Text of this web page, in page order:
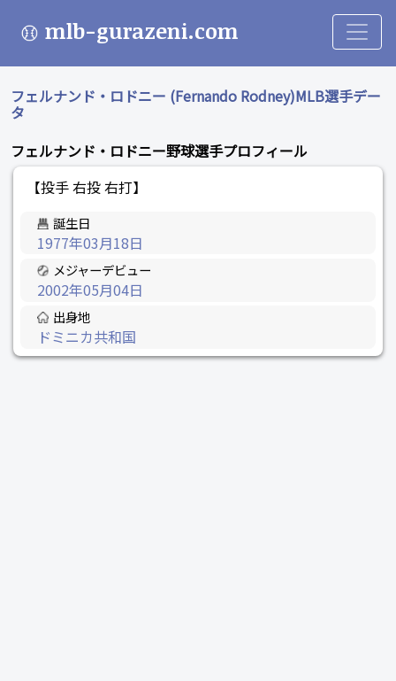
mlb-gurazeni.com
フェルナンド・ロドニー (Fernando Rodney)MLB選手デー
タ
フェルナンド・ロドニー野球選手プロフィール
【投手 右投 右打】
誕生日
1977年03月18日
メジャーデビュー
2002年05月04日
出身地
ドミニカ共和国